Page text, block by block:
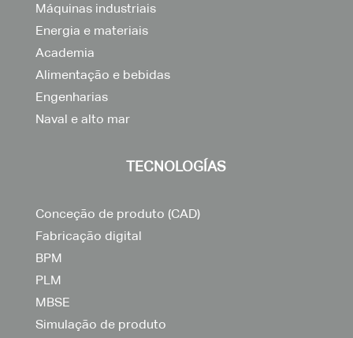
Máquinas industriais
Energia e materiais
Academia
Alimentação e bebidas
Engenharias
Naval e alto mar
TECNOLOGÍAS
Conceção de produto (CAD)
Fabricação digital
BPM
PLM
MBSE
Simulação de produto